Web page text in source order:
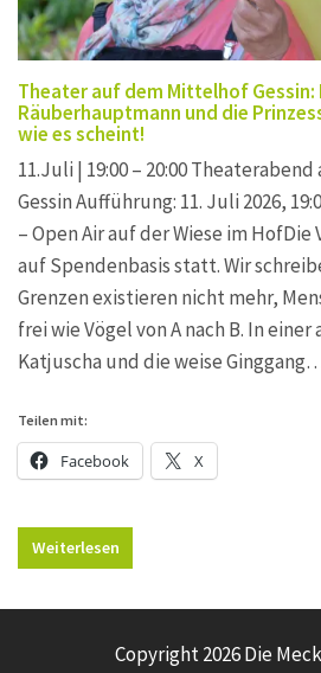
Theater auf dem Mittelhof Gessin:
Räuberhauptmann und die
wie es scheint!
11.Juli | 19:00 – 20:00
Gessin Aufführung: 11. Juli 2026,
– Open Air auf der Wiese im
auf Spendenbasis statt. Wir
Grenzen existieren nicht mehr,
frei wie Vögel von A nach B. In
Katjuscha und die weise
Teilen mit:
Facebook X
Weiterlesen
Copyright 2026 Die